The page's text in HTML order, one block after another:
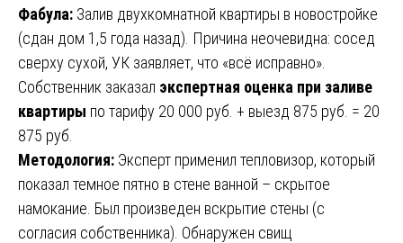
Фабула: Залив двухкомнатной квартиры в новостройке
(сдан дом 1,5 года назад). Причина неочевидна: сосед
сверху сухой, УК заявляет, что «всё исправно».
Собственник заказал экспертная оценка при заливе
квартиры по тарифу 20 000 руб. + выезд 875 руб. = 20
875 руб.
Методология: Эксперт применил тепловизор, который
показал темное пятно в стене ванной – скрытое
намокание. Был произведен вскрытие стены (с
согласия собственника). Обнаружен свищ